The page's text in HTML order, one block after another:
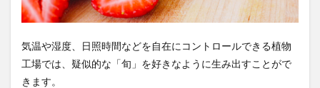
気温や湿度、日照時間などを自在にコントロールできる植物
工場では、疑似的な「旬」を好きなように生み出すことがで
きます。